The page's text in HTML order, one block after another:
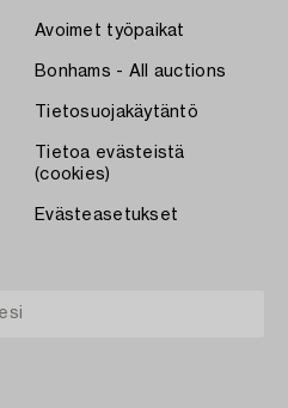
Avoimet työpaikat
Bonhams - All auctions
Tietosuojakäytäntö
Tietoa evästeistä
(cookies)
Evästeasetukset